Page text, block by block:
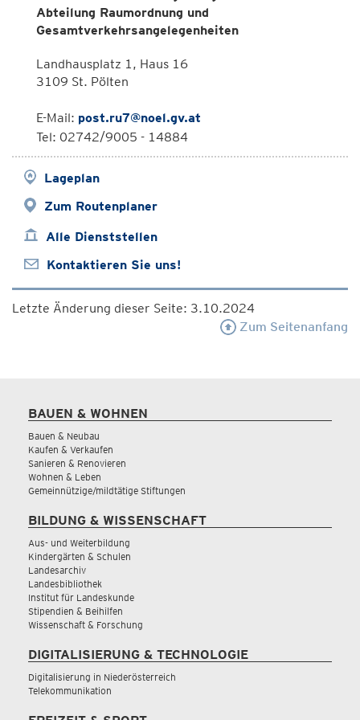
Abteilung Raumordnung und
Gesamtverkehrsangelegenheiten
Landhausplatz 1, Haus 16
3109 St. Pölten
E-Mail: post.ru7@noel.gv.at
Tel: 02742/9005 - 14884
Lageplan
Zum Routenplaner
Alle Dienststellen
Kontaktieren Sie uns!
Letzte Änderung dieser Seite: 3.10.2024
Zum Seitenanfang
BAUEN & WOHNEN
Bauen & Neubau
Kaufen & Verkaufen
Sanieren & Renovieren
Wohnen & Leben
Gemeinnützige/mildtätige Stiftungen
BILDUNG & WISSENSCHAFT
Aus- und Weiterbildung
Kindergärten & Schulen
Landesarchiv
Landesbibliothek
Institut für Landeskunde
Stipendien & Beihilfen
Wissenschaft & Forschung
DIGITALISIERUNG & TECHNOLOGIE
Digitalisierung in Niederösterreich
Telekommunikation